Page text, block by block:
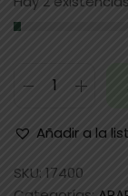
Añadir a la
SKU: 17400